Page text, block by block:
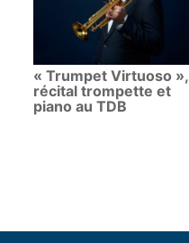
« Trumpet Virtuoso »,
récital trompette et
piano au TDB